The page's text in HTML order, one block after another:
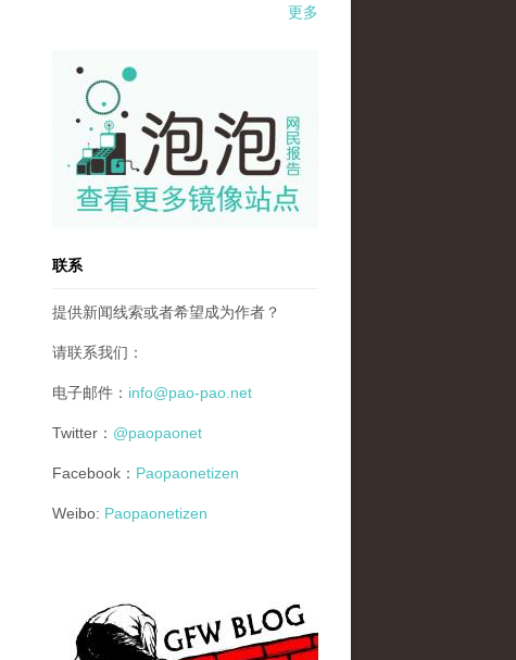
更多
pao-pao-banner-mirror-site-120814.jpg
联系
提供新闻线索或者希望成为作者？
请联系我们：
电子邮件： info@pao-pao.net
Twitter： @paopaonet
Facebook： Paopaonetizen
Weibo: Paopaonetizen
gfw_blog_small.jpg